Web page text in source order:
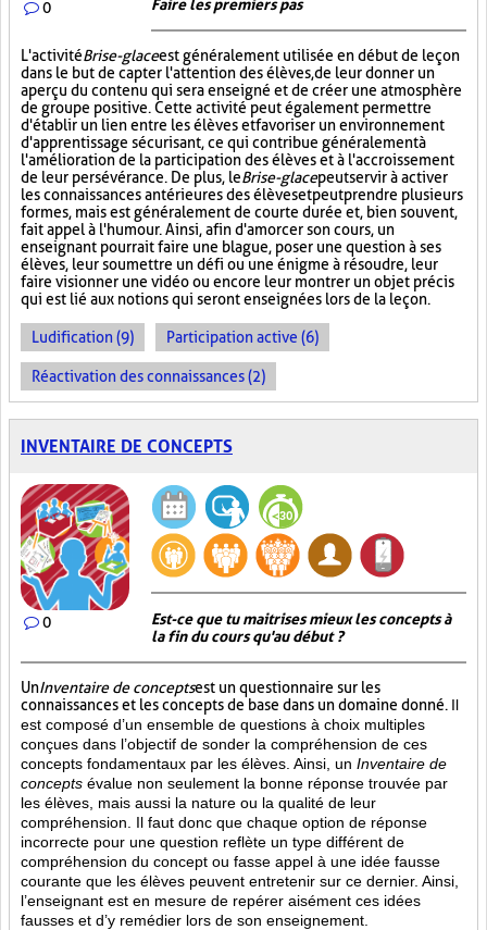
0 Faire les premiers pas
L'activitéBrise-glaceest généralement utilisée en début de leçon
dans le but de capter l'attention des élèves, de leur donner un
aperçu du contenu qui sera enseigné et de créer une atmosphère
de groupe positive. Cette activité peut également permettre
d'établir un lien entre les élèves et favoriser un environnement
d'apprentissage sécurisant, ce qui contribue généralement à
l'amélioration de la participation des élèves et à l'accroissement
de leur persévérance. De plus, leBrise-glacepeut servir à activer
les connaissances antérieures des élèves et peut prendre plusieurs
formes, mais est généralement de courte durée et, bien souvent,
fait appel à l'humour. Ainsi, afin d'amorcer son cours, un
enseignant pourrait faire une blague, poser une question à ses
élèves, leur soumettre un défi ou une énigme à résoudre, leur
faire visionner une vidéo ou encore leur montrer un objet précis
qui est lié aux notions qui seront enseignées lors de la leçon.
Ludification (9) Participation active (6)
Réactivation des connaissances (2)
INVENTAIRE DE CONCEPTS
0
Est-ce que tu maitrises mieux les concepts à
la fin du cours qu'au début ?
UnInventaire de conceptsest un questionnaire sur les
connaissances et les concepts de base dans un domaine donné. Il
est composé d’un ensemble de questions à choix multiples
conçues dans l’objectif de sonder la compréhension de ces
concepts fondamentaux par les élèves. Ainsi, un Inventaire de
concepts évalue non seulement la bonne réponse trouvée par
les élèves, mais aussi la nature ou la qualité de leur
compréhension. Il faut donc que chaque option de réponse
incorrecte pour une question reflète un type différent de
compréhension du concept ou fasse appel à une idée fausse
courante que les élèves peuvent entretenir sur ce dernier. Ainsi,
l’enseignant est en mesure de repérer aisément ces idées
fausses et d’y remédier lors de son enseignement.